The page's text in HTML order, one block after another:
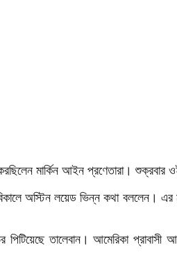
মার্কিন আইন প্রণেতারা। শুক্রবার
অস্টিন লয়েড ভিন্ন কথা বললেন। এর
তালেবান। আমেরিকা প্রাবাসী